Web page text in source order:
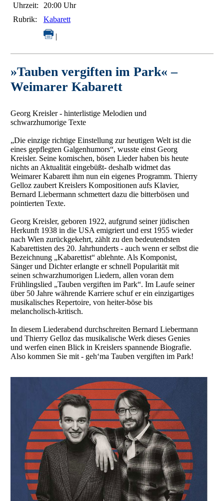
Uhrzeit:
20:00 Uhr
Rubrik:
Kabarett
|
»Tauben vergiften im Park« –
Weimarer Kabarett
Georg Kreisler - hinterlistige Melodien und
schwarzhumorige Texte
„Die einzige richtige Einstellung zur heutigen Welt ist die
eines gepflegten Galgenhumors“, wusste einst Georg
Kreisler. Seine komischen, bösen Lieder haben bis heute
nichts an Aktualität eingebüßt- deshalb widmet das
Weimarer Kabarett ihm nun ein eigenes Programm. Thierry
Gelloz zaubert Kreislers Kompositionen aufs Klavier,
Bernard Liebermann schmettert dazu die bitterbösen und
pointierten Texte.
Georg Kreisler, geboren 1922, aufgrund seiner jüdischen
Herkunft 1938 in die USA emigriert und erst 1955 wieder
nach Wien zurückgekehrt, zählt zu den bedeutendsten
Kabarettisten des 20. Jahrhunderts - auch wenn er selbst die
Bezeichnung „Kabarettist“ ablehnte. Als Komponist,
Sänger und Dichter erlangte er schnell Popularität mit
seinen schwarzhumorigen Liedern, allen voran dem
Frühlingslied „Tauben vergiften im Park“. Im Laufe seiner
über 50 Jahre währende Karriere schuf er ein einzigartiges
musikalisches Repertoire, von heiter-böse bis
melancholisch-kritisch.
In diesem Liederabend durchschreiten Bernard Liebermann
und Thierry Gelloz das musikalische Werk dieses Genies
und werfen einen Blick in Kreislers spannende Biografie.
Also kommen Sie mit - geh‘ma Tauben vergiften im Park!